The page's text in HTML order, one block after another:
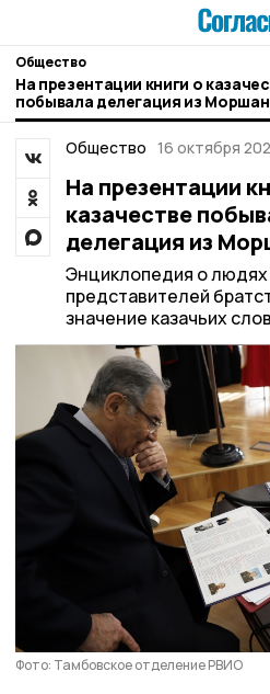
Общество
На презентации книги о
побывала делегация из
Общество 16 октября
На презентации
казачестве
делегация из
Энциклопедия о
представителей
значение казачьих
Фото: Тамбовское отделение РВИО